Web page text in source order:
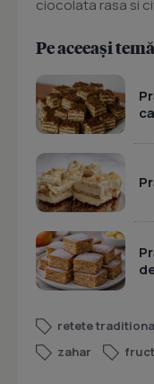
ciocolata rasa si
Pe aceeași
retete
zahar